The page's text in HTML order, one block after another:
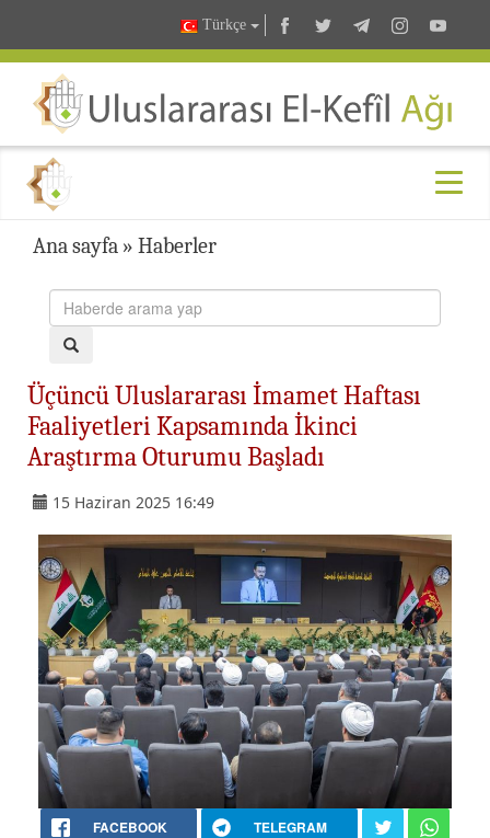
Türkçe
Ana sayfa » Haberler
Üçüncü Uluslararası İmamet Haftası
Faaliyetleri Kapsamında İkinci
Araştırma Oturumu Başladı
15 Haziran 2025 16:49
FACEBOOK TELEGRAM